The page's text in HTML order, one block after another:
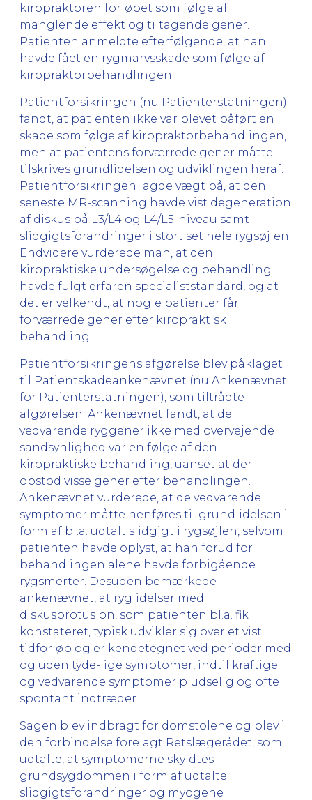
kiropraktoren forløbet som følge af
manglende effekt og tiltagende gener.
Patienten anmeldte efterfølgende, at han
havde fået en rygmarvsskade som følge af
kiropraktorbehandlingen.
Patientforsikringen (nu Patienterstatningen)
fandt, at patienten ikke var blevet påført en
skade som følge af kiropraktorbehandlingen,
men at patientens forværrede gener måtte
tilskrives grundlidelsen og udviklingen heraf.
Patientforsikringen lagde vægt på, at den
seneste MR-scanning havde vist degeneration
af diskus på L3/L4 og L4/L5-niveau samt
slidgigtsforandringer i stort set hele rygsøjlen.
Endvidere vurderede man, at den
kiropraktiske undersøgelse og behandling
havde fulgt erfaren specialiststandard, og at
det er velkendt, at nogle patienter får
forværrede gener efter kiropraktisk
behandling.
Patientforsikringens afgørelse blev påklaget
til Patientskadeankenævnet (nu Ankenævnet
for Patienterstatningen), som tiltrådte
afgørelsen. Ankenævnet fandt, at de
vedvarende ryggener ikke med overvejende
sandsynlighed var en følge af den
kiropraktiske behandling, uanset at der
opstod visse gener efter behandlingen.
Ankenævnet vurderede, at de vedvarende
symptomer måtte henføres til grundlidelsen i
form af bl.a. udtalt slidgigt i rygsøjlen, selvom
patienten havde oplyst, at han forud for
behandlingen alene havde forbigående
rygsmerter. Desuden bemærkede
ankenævnet, at ryglidelser med
diskusprotusion, som patienten bl.a. fik
konstateret, typisk udvikler sig over et vist
tidforløb og er kendetegnet ved perioder med
og uden tyde-lige symptomer, indtil kraftige
og vedvarende symptomer pludselig og ofte
spontant indtræder.
Sagen blev indbragt for domstolene og blev i
den forbindelse forelagt Retslægerådet, som
udtalte, at symptomerne skyldtes
grundsygdommen i form af udtalte
slidgigtsforandringer og myogene